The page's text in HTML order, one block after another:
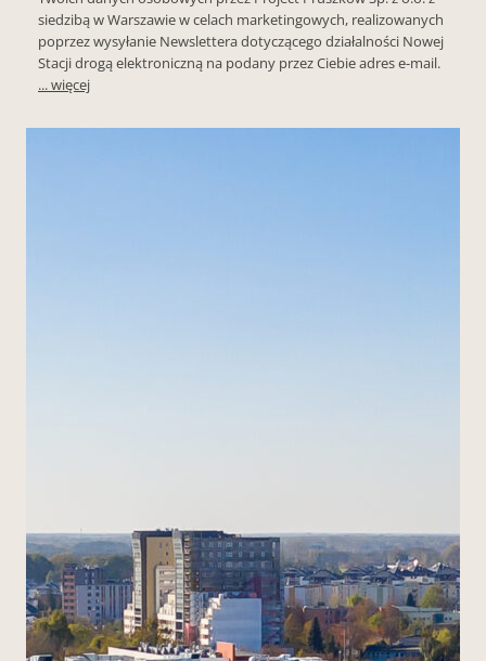
siedzibą w Warszawie w celach marketingowych, realizowanych
poprzez wysyłanie Newslettera dotyczącego działalności Nowej
Stacji drogą elektroniczną na podany przez Ciebie adres e-mail.
... więcej